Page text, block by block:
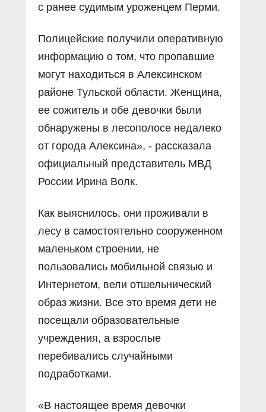
с ранее судимым уроженцем Перми.
Полицейские получили оперативную
информацию о том, что пропавшие
могут находиться в Алексинском
районе Тульской области. Женщина,
ее сожитель и обе девочки были
обнаружены в лесополосе недалеко
от города Алексина», - рассказала
официальный представитель МВД
России Ирина Волк.
Как выяснилось, они проживали в
лесу в самостоятельно сооруженном
маленьком строении, не
пользовались мобильной связью и
Интернетом, вели отшельнический
образ жизни. Все это время дети не
посещали образовательные
учреждения, а взрослые
перебивались случайными
подработками.
«В настоящее время девочки